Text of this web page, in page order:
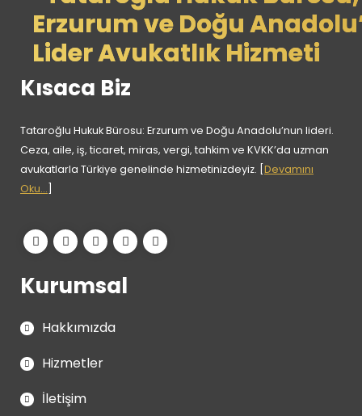
Kısaca Biz
Tataroğlu Hukuk Bürosu: Erzurum ve Doğu Anadolu’nun lideri.
Ceza, aile, iş, ticaret, miras, vergi, tahkim ve KVKK’da uzman
avukatlarla Türkiye genelinde hizmetinizdeyiz. [ Devamını
Oku...
Kurumsal
Hakkımızda
Hizmetler
İletişim